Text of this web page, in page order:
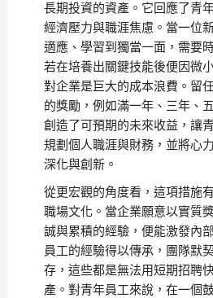
長期投資的資產。它回應了青
經濟壓力與職涯焦慮。當一位
適應、學習到獨當一面，需要
若在培養出關鍵技能後便因微
對企業是巨大的成本浪費。留
的獎勵，例如滿一年、三年、
創造了可預期的未來收益，讓
規劃個人職涯與財務，並將心
深化與創新。
從更宏觀的角度看，這項措施
職場文化。當企業願意以實質
誠與累積的經驗，便能激發內
員工的經驗得以傳承，團隊默
存，這些都是無法用短期招聘
產。對青年員工來說，在一個